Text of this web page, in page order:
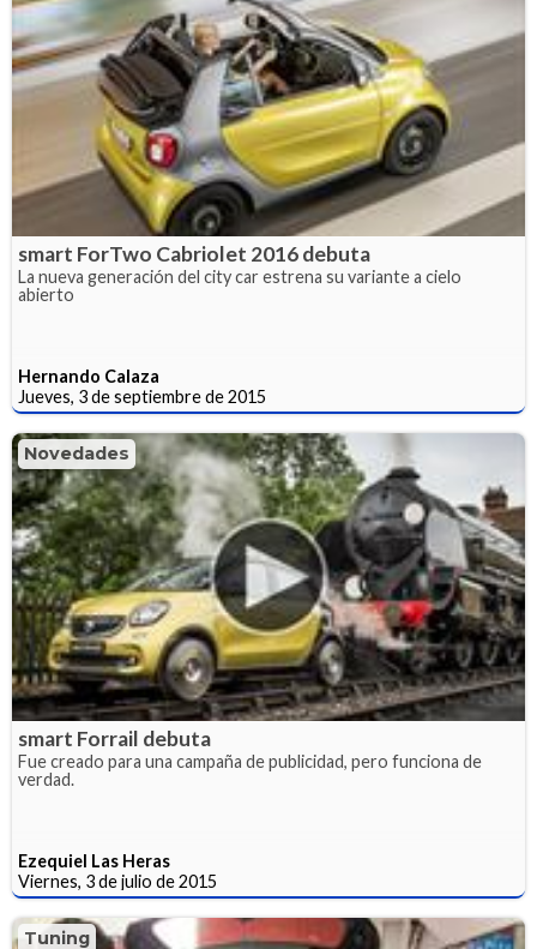
smart ForTwo Cabriolet 2016 debuta
La nueva generación del city car estrena su variante a cielo
abierto
Hernando Calaza
Jueves, 3 de septiembre de 2015
Novedades
smart Forrail debuta
Fue creado para una campaña de publicidad, pero funciona de
verdad.
Ezequiel Las Heras
Viernes, 3 de julio de 2015
Tuning